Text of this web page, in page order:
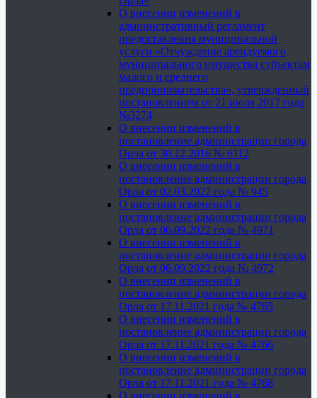
О внесении изменений в
административный регламент
предоставления муниципальной
услуги «Отчуждение арендуемого
муниципального имущества субъектам
малого и среднего
предпринимательства», утвержденный
постановлением от 21 июля 2017 года
№3274
О внесении изменений в
постановление администрации города
Орла от 30.12.2016 № 6112
О внесении изменений в
постановление администрации города
Орла от 02.03.2022 года № 945
О внесении изменений в
постановление администрации города
Орла от 06.09.2022 года № 4971
О внесении изменений в
постановление администрации города
Орла от 06.09.2022 года № 4972
О внесении изменений в
постановление администрации города
Орла от 17.11.2021 года № 4765
О внесении изменений в
постановление администрации города
Орла от 17.11.2021 года № 4766
О внесении изменений в
постановление администрации города
Орла от 17.11.2021 года № 4768
О внесении изменений в